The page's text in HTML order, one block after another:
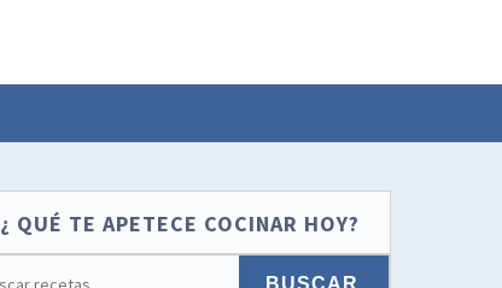
¿ QUÉ TE APETECE COCINAR HOY?